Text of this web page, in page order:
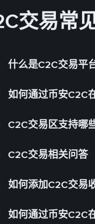
交易常
什么是C2C交易平
如何通过币安C2C
C2C交易区支持哪
C2C交易相关问答
如何添加C2C交易
如何通过币安C2C